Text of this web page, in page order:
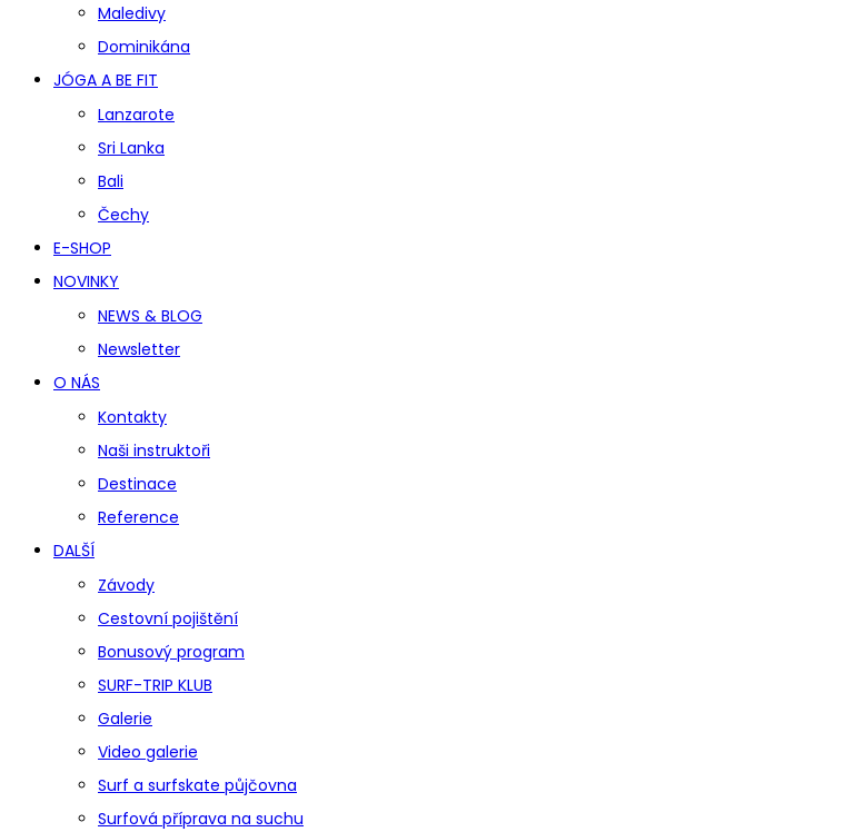
Maledivy
Dominikána
JÓGA A BE FIT
Lanzarote
Sri Lanka
Bali
Čechy
E-SHOP
NOVINKY
NEWS & BLOG
Newsletter
O NÁS
Kontakty
Naši instruktoři
Destinace
Reference
DALŠÍ
Závody
Cestovní pojištění
Bonusový program
SURF-TRIP KLUB
Galerie
Video galerie
Surf a surfskate půjčovna
Surfová příprava na suchu